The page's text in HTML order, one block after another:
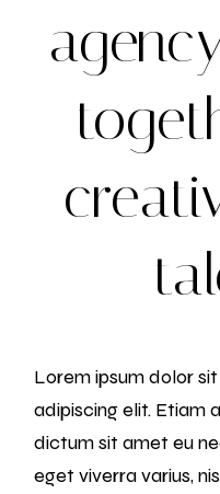
Lorem ipsum dolor
adipiscing elit. Etiam
dictum sit amet eu
eget viverra varius,